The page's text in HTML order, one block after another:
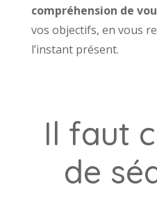
compréhension de
vos objectifs, en vous
l’instant présent.
Il faut
de